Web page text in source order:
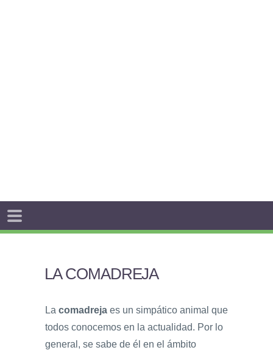
LA COMADREJA
La comadreja es un simpático animal que
todos conocemos en la actualidad. Por lo
general, se sabe de él en el ámbito